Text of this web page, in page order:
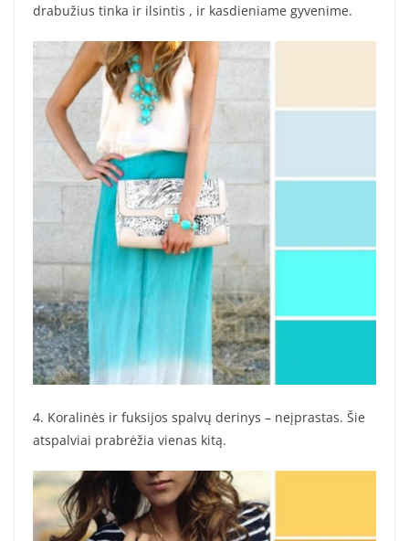
drabužius tinka ir ilsintis , ir kasdieniame gyvenime.
4. Koralinės ir fuksijos spalvų derinys – neįprastas. Šie
atspalviai prabrėžia vienas kitą.